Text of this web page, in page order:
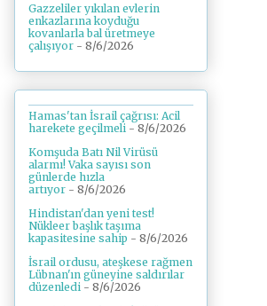
Gazzeliler yıkılan evlerin
enkazlarına koyduğu
kovanlarla bal üretmeye
çalışıyor - 8/6/2026
Hamas'tan İsrail çağrısı: Acil
harekete geçilmeli - 8/6/2026
Komşuda Batı Nil Virüsü
alarmı! Vaka sayısı son
günlerde hızla
artıyor - 8/6/2026
Hindistan'dan yeni test!
Nükleer başlık taşıma
kapasitesine sahip - 8/6/2026
İsrail ordusu, ateşkese rağmen
Lübnan'ın güneyine saldırılar
düzenledi - 8/6/2026